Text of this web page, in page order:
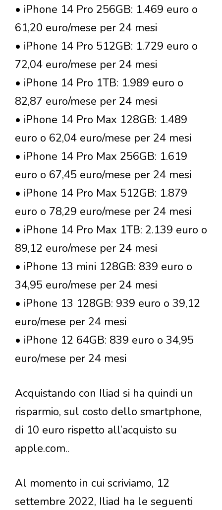
• iPhone 14 Pro 256GB: 1.469 euro o
61,20 euro/mese per 24 mesi
• iPhone 14 Pro 512GB: 1.729 euro o
72,04 euro/mese per 24 mesi
• iPhone 14 Pro 1TB: 1.989 euro o
82,87 euro/mese per 24 mesi
• iPhone 14 Pro Max 128GB: 1.489
euro o 62,04 euro/mese per 24 mesi
• iPhone 14 Pro Max 256GB: 1.619
euro o 67,45 euro/mese per 24 mesi
• iPhone 14 Pro Max 512GB: 1.879
euro o 78,29 euro/mese per 24 mesi
• iPhone 14 Pro Max 1TB: 2.139 euro o
89,12 euro/mese per 24 mesi
• iPhone 13 mini 128GB: 839 euro o
34,95 euro/mese per 24 mesi
• iPhone 13 128GB: 939 euro o 39,12
euro/mese per 24 mesi
• iPhone 12 64GB: 839 euro o 34,95
euro/mese per 24 mesi
Acquistando con Iliad si ha quindi un
risparmio, sul costo dello smartphone,
di 10 euro rispetto all’acquisto su
apple.com..
Al momento in cui scriviamo, 12
settembre 2022, Iliad ha le seguenti